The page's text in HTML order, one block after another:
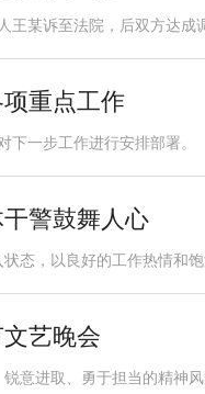
王某诉至法院，后双方达成
重点工作
下一步工作进行安排部署。
警鼓舞人心
态，以良好的工作热情和
艺晚会
意进取、勇于担当的精神